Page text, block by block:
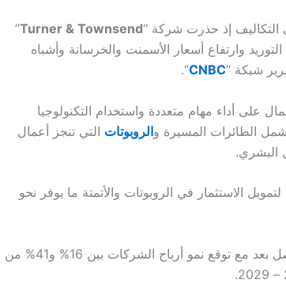
التكاليف إذ حذرت شركة “Turner & Townsend
”
سلاسل التوريد وارتفاع أسعار الأسمنت والخرسانة وأشباه
شبكة “CNBC
“.
على أداء مهام متعددة واستخدام التكنولوجيا
يشمل الطائرات المسيرة والروبوتات التي تنجز أعمال
البشري.
الاستثمار في الروبوتات والأتمتة ما يوفر نحو
وتشير التقديرات إلى أن ذروة نشاط القطاع لم تصل بعد مع توقع نمو أرباح الشركات بين 16% و41% من